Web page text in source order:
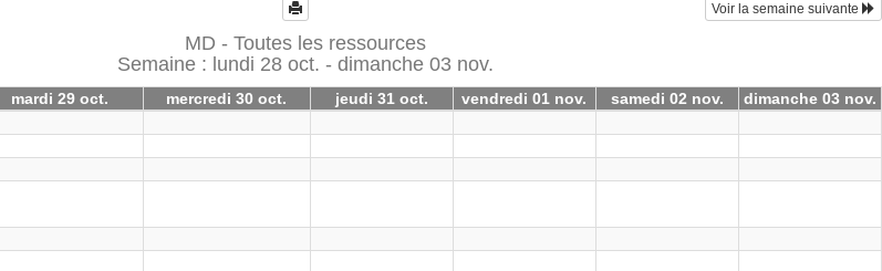
Voir la semaine suivante
MD - Toutes les ressources
Semaine : lundi 28 oct. - dimanche 03 nov.
mardi 29 oct. mercredi 30 oct. jeudi 31 oct. vendredi 01 nov. samedi 02 nov. dimanche 03 nov.